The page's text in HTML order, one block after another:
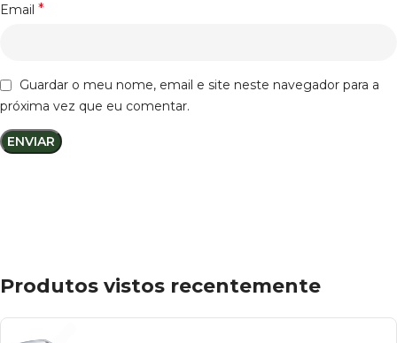
Email *
Guardar o meu nome, email e site neste navegador para a
próxima vez que eu comentar.
Produtos vistos recentemente